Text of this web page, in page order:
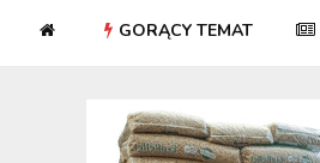
GORĄCY TEMAT